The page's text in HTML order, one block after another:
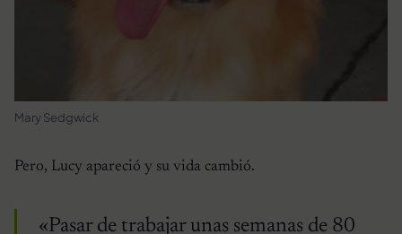
Mary Sedgwick
Pero, Lucy apareció y su vida cambió.
«Pasar de trabajar unas semanas de 80